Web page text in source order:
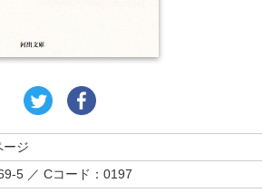
ージ
5 ／ Cコード：0197